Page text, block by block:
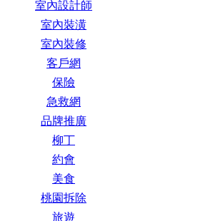
室內設計師
室內裝潢
室內裝修
客戶網
保險
急救網
品牌推廣
柳丁
約會
美食
桃園拆除
旅遊